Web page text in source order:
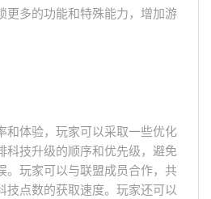
更多的功能和特殊能力，增加游
和体验，玩家可以采取一些优化
科技升级的顺序和优先级，避免
。玩家可以与联盟成员合作，共
技点数的获取速度。玩家还可以